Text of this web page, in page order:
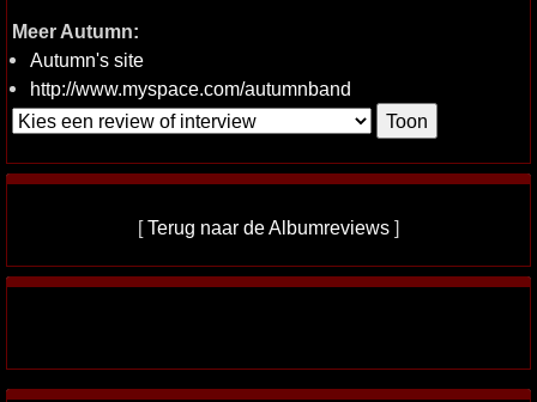
Meer Autumn:
Autumn's site
http://www.myspace.com/autumnband
[Terug naar de Albumreviews ]